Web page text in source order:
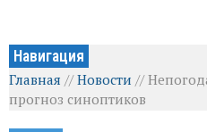
Навигация
Главная //Новости //
прогноз синоптиков